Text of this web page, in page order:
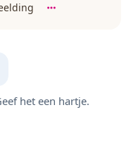
het een hartje.